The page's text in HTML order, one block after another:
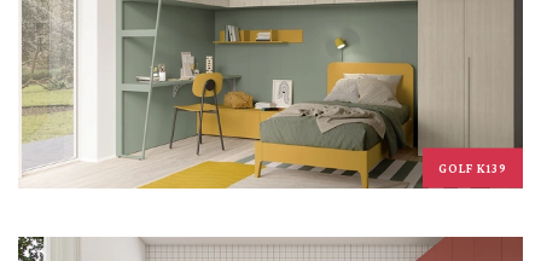
GOLF K139